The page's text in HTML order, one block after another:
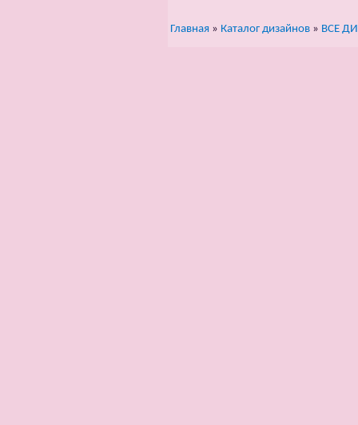
Главная » Каталог дизайнов » ВСЕ